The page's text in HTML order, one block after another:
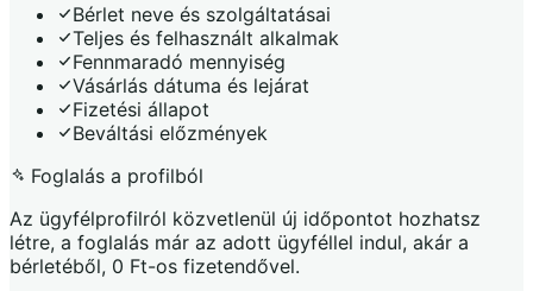
Bérlet neve és szolgáltatásai
Teljes és felhasznált alkalmak
Fennmaradó mennyiség
Vásárlás dátuma és lejárat
Fizetési állapot
Beváltási előzmények
Foglalás a profilból
Az ügyfélprofilról közvetlenül új időpontot hozhatsz
létre, a foglalás már az adott ügyféllel indul, akár a
bérletéből, 0 Ft-os fizetendővel.